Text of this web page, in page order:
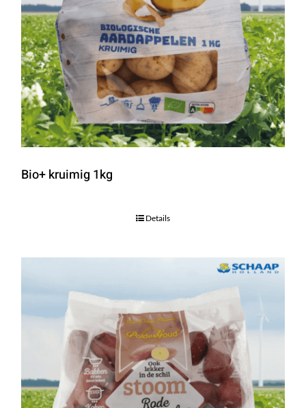
Bio+ kruimig 1kg
Details